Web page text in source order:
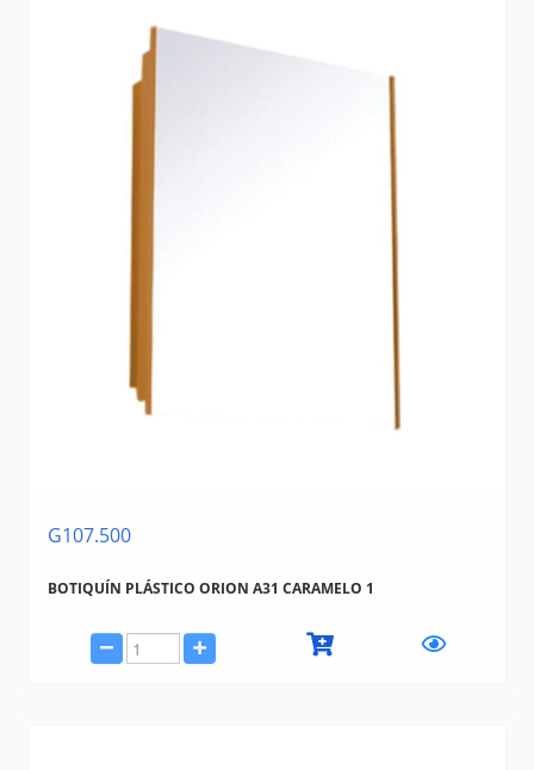
G107.500
BOTIQUÍN PLÁSTICO ORION A31 CARAMELO 1